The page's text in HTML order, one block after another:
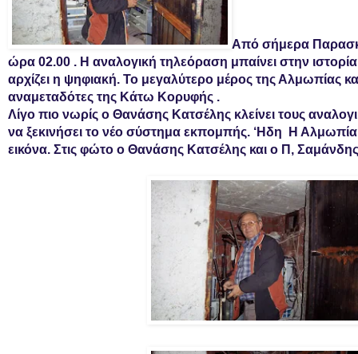
Από σήμερα
ώρα 02.00 . Η αναλογική τηλεόραση μπαίνει στην ιστορία
αρχίζει η ψηφιακή. Το μεγαλύτερο μέρος της Αλμωπίας
αναμεταδότες της Κάτω Κορυφής .
Λίγο πιο νωρίς ο Θανάσης Κατσέλης κλείνει τους
να ξεκινήσει το νέο σύστημα εκπομπής. ‘Ηδη Η
εικόνα. Στις φώτο ο Θανάσης Κατσέλης και ο Π, Σαμάνδης